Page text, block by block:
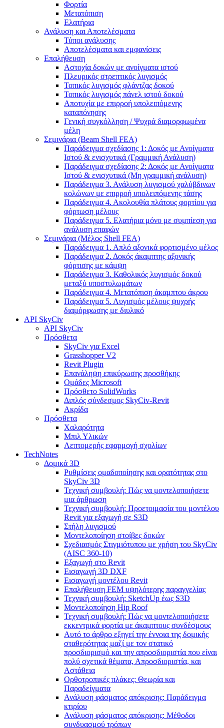
Φορτία
Μετατόπιση
Ελατήρια
Ανάλυση και Αποτελέσματα
Τύποι ανάλυσης
Αποτελέσματα και εμφανίσεις
Επαλήθευση
Αστοχία δοκών με ανοίγματα ιστού
Πλευρικός στρεπτικός λυγισμός
Τοπικός λυγισμός φλάντζας δοκού
Τοπικός λυγισμός πάνελ ιστού δοκού
Αποτυχία με επιρροή υπολειπόμενης
καταπόνησης
Γενική συγκόλληση / Ψυχρά διαμορφωμένα
μέλη
Σεμινάρια (Beam Shell FEA)
Παράδειγμα σχεδίασης 1: Δοκός με Ανοίγματα
Ιστού & ενισχυτικά (Γραμμική Ανάλυση)
Παράδειγμα σχεδίασης 2: Δοκός με Ανοίγματα
Ιστού & ενισχυτικά (Μη γραμμική ανάλυση)
Παράδειγμα 3. Ανάλυση λυγισμού χαλύβδινων
κολώνων με επιρροή υπολειπόμενης τάσης
Παράδειγμα 4. Ακολουθία πλάτους φορτίου για
φόρτωση μέλους
Παράδειγμα 5. Ελατήρια μόνο με συμπίεση για
ανάλυση επαφών
Σεμινάρια (Μέλος Shell FEA)
Παράδειγμα 1. Απλό αξονικά φορτισμένο μέλος
Παράδειγμα 2. Δοκός άκαμπτης αξονικής
φόρτισης με κάμψη
Παράδειγμα 3. Καθολικός λυγισμός δοκού
μεταξύ υποστυλωμάτων
Παράδειγμα 4. Μετατόπιση άκαμπτου άκρου
Παράδειγμα 5. Λυγισμός μέλους ψυχρής
διαμόρφωσης με διυλικό
API SkyCiv
API SkyCiv
Πρόσθετα
SkyCiv για Excel
Grasshopper V2
Revit Plugin
Επανάληψη επικύρωσης προσθήκης
Ομάδες Microsoft
Πρόσθετο SolidWorks
Διπλός σύνδεσμος SkyCiv-Revit
Ακρίδα
Πρόσθετα
Χαλαρότητα
Μπιλ Υλικών
Λεπτομερής εφαρμογή σχολίων
TechNotes
Δομικά 3D
Ρυθμίσεις ομαδοποίησης και ορατότητας στο
SkyCiv 3D
Τεχνική συμβουλή: Πώς να μοντελοποιήσετε
μια άρθρωση
Τεχνική συμβουλή: Προετοιμασία του μοντέλου
Revit για εξαγωγή σε S3D
Στήλη λυγισμού
Μοντελοποίηση στοίβες δοκών
Σχεδιασμός Στιγμιότυπου με χρήση του SkyCiv
(AISC 360-10)
Εξαγωγή στο Revit
Εισαγωγή 3D DXF
Εισαγωγή μοντέλου Revit
Επαλήθευση FEM υψηλότερης παραγγελίας
Τεχνική συμβουλή: SketchUp έως S3D
Μοντελοποίηση Hip Roof
Τεχνική συμβουλή: Πώς να μοντελοποιήσετε
εκκεντρικά φορτία με άκαμπτους συνδέσμους
Αυτό το άρθρο εξηγεί την έννοια της δομικής
σταθερότητας μαζί με τον στατικό
προσδιορισμό και την απροσδιοριστία που είναι
πολύ σχετικά θέματα, Απροσδιοριστία, και
Αστάθεια
Ορθοτροπικές πλάκες: Θεωρία και
Παραδείγματα
Ανάλυση φάσματος απόκρισης: Παράδειγμα
κτιρίου
Ανάλυση φάσματος απόκρισης: Μέθοδοι
συνδυασμού τρόπων